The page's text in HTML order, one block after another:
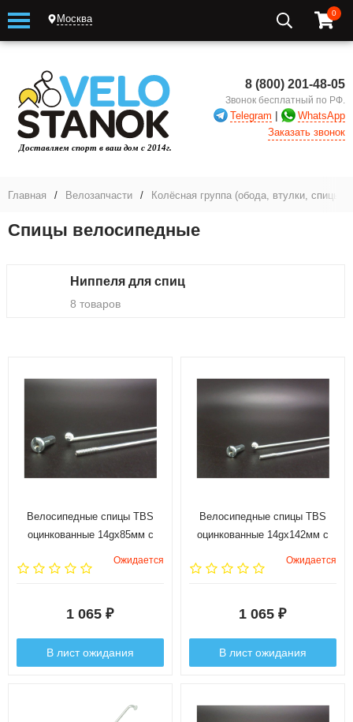
Москва 0
8 (800) 201-48-05
Звонок бесплатный по РФ.
Telegram |
WhatsApp
Заказать звонок
Главная / Велозапчасти / Колёсная группа (обода, втулки, спицы и
Спицы велосипедные
Ниппеля для спиц
8 товаров
Велосипедные спицы TBS
оцинкованные 14gx85мм с
Ожидается
1 065 ₽
В лист ожидания
Велосипедные спицы TBS
оцинкованные 14gx142мм с
Ожидается
1 065 ₽
В лист ожидания